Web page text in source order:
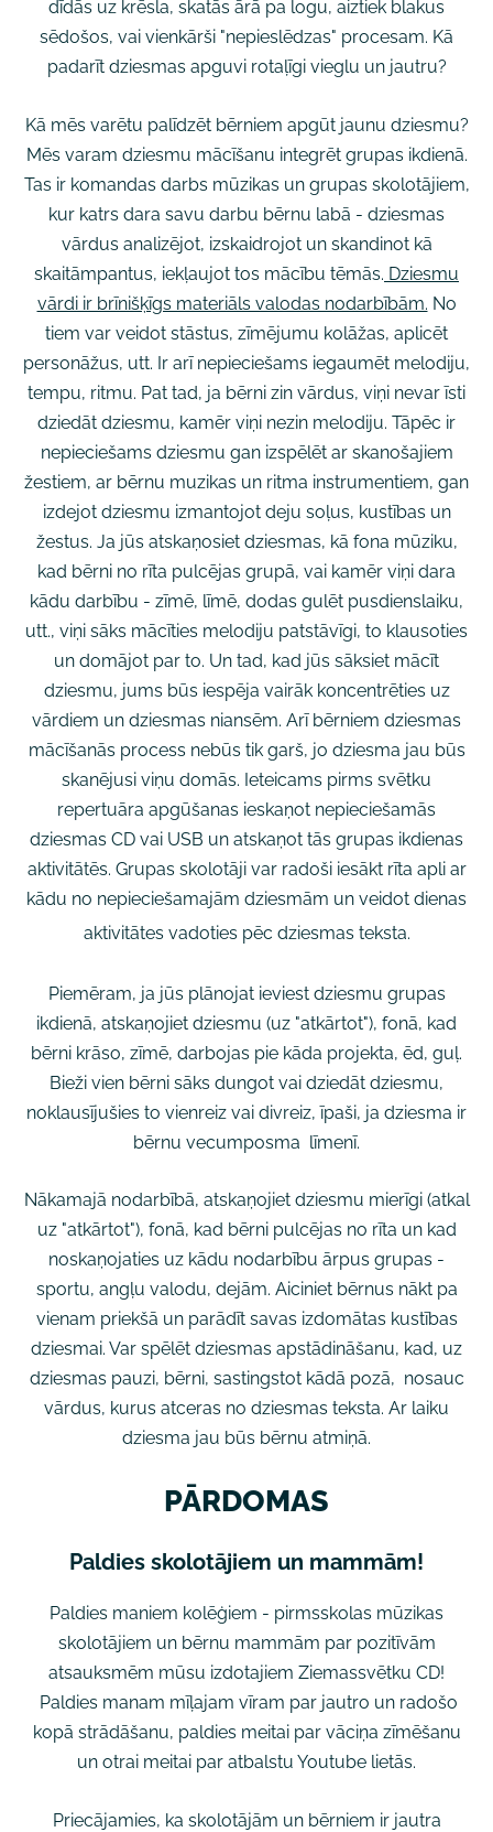
dīdās uz krēsla, skatās ārā pa logu, aiztiek blakus
sēdošos, vai vienkārši "nepieslēdzas" procesam. Kā
padarīt dziesmas apguvi rotaļīgi vieglu un jautru?
Kā mēs varētu palīdzēt bērniem apgūt jaunu dziesmu?
Mēs varam dziesmu mācīšanu integrēt grupas ikdienā.
Tas ir komandas darbs mūzikas un grupas skolotājiem,
kur katrs dara savu darbu bērnu labā - dziesmas
vārdus analizējot, izskaidrojot un skandinot kā
skaitāmpantus, iekļaujot tos mācību tēmās. Dziesmu
vārdi ir brīnišķīgs materiāls valodas nodarbībām. No
tiem var veidot stāstus, zīmējumu kolāžas, aplicēt
personāžus, utt. Ir arī nepieciešams iegaumēt melodiju,
tempu, ritmu. Pat tad, ja bērni zin vārdus, viņi nevar īsti
dziedāt dziesmu, kamēr viņi nezin melodiju. Tāpēc ir
nepieciešams dziesmu gan izspēlēt ar skanošajiem
žestiem, ar bērnu muzikas un ritma instrumentiem, gan
izdejot dziesmu izmantojot deju soļus, kustības un
žestus. Ja jūs atskaņosiet dziesmas, kā fona mūziku,
kad bērni no rīta pulcējas grupā, vai kamēr viņi dara
kādu darbību - zīmē, līmē, dodas gulēt pusdienslaiku,
utt., viņi sāks mācīties melodiju patstāvīgi, to klausoties
un domājot par to. Un tad, kad jūs sāksiet mācīt
dziesmu, jums būs iespēja vairāk koncentrēties uz
vārdiem un dziesmas niansēm. Arī bērniem dziesmas
mācīšanās process nebūs tik garš, jo dziesma jau būs
skanējusi viņu domās. Ieteicams pirms svētku
repertuāra apgūšanas ieskaņot nepieciešamās
dziesmas CD vai USB un atskaņot tās grupas ikdienas
aktivitātēs. Grupas skolotāji var radoši iesākt rīta apli ar
kādu no nepieciešamajām dziesmām un veidot dienas
aktivitātes vadoties pēc dziesmas teksta.
Piemēram, ja jūs plānojat ieviest dziesmu grupas
ikdienā, atskaņojiet dziesmu (uz "atkārtot"), fonā, kad
bērni krāso, zīmē, darbojas pie kāda projekta, ēd, guļ.
Bieži vien bērni sāks dungot vai dziedāt dziesmu,
noklausījušies to vienreiz vai divreiz, īpaši, ja dziesma ir
bērnu vecumposma līmenī.
Nākamajā nodarbībā, atskaņojiet dziesmu mierīgi (atkal
uz "atkārtot"), fonā, kad bērni pulcējas no rīta un kad
noskaņojaties uz kādu nodarbību ārpus grupas -
sportu, angļu valodu, dejām. Aiciniet bērnus nākt pa
vienam priekšā un parādīt savas izdomātas kustības
dziesmai. Var spēlēt dziesmas apstādināšanu, kad, uz
dziesmas pauzi, bērni, sastingstot kādā pozā, nosauc
vārdus, kurus atceras no dziesmas teksta. Ar laiku
dziesma jau būs bērnu atmiņā.
PĀRDOMAS
Paldies skolotājiem un mammām!
Paldies maniem kolēģiem - pirmsskolas mūzikas
skolotājiem un bērnu mammām par pozitīvām
atsauksmēm mūsu izdotajiem Ziemassvētku CD!
Paldies manam mīļajam vīram par jautro un radošo
kopā strādāšanu, paldies meitai par vāciņa zīmēšanu
un otrai meitai par atbalstu Youtube lietās.
Priecājamies, ka skolotājām un bērniem ir jautra